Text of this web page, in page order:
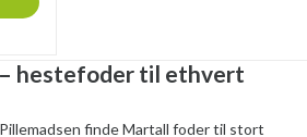
hestefoder til ethvert
finde Martall foder til stort